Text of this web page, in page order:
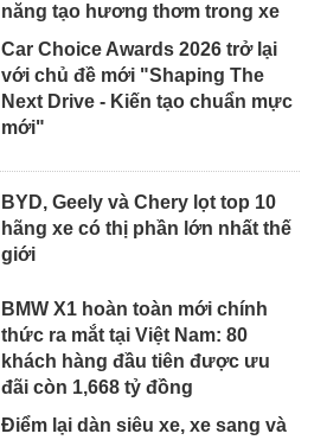
năng tạo hương thơm trong xe
Car Choice Awards 2026 trở lại
với chủ đề mới "Shaping The
Next Drive - Kiến tạo chuẩn mực
mới"
BYD, Geely và Chery lọt top 10
hãng xe có thị phần lớn nhất thế
giới
BMW X1 hoàn toàn mới chính
thức ra mắt tại Việt Nam: 80
khách hàng đầu tiên được ưu
đãi còn 1,668 tỷ đồng
Điểm lại dàn siêu xe, xe sang và